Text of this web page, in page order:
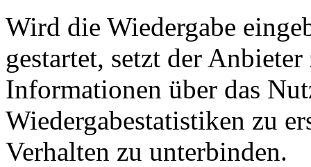
Wird die Wiedergabe
gestartet, setzt der
Informationen über das
Wiedergabestatistiken zu
Verhalten zu unterbinden.